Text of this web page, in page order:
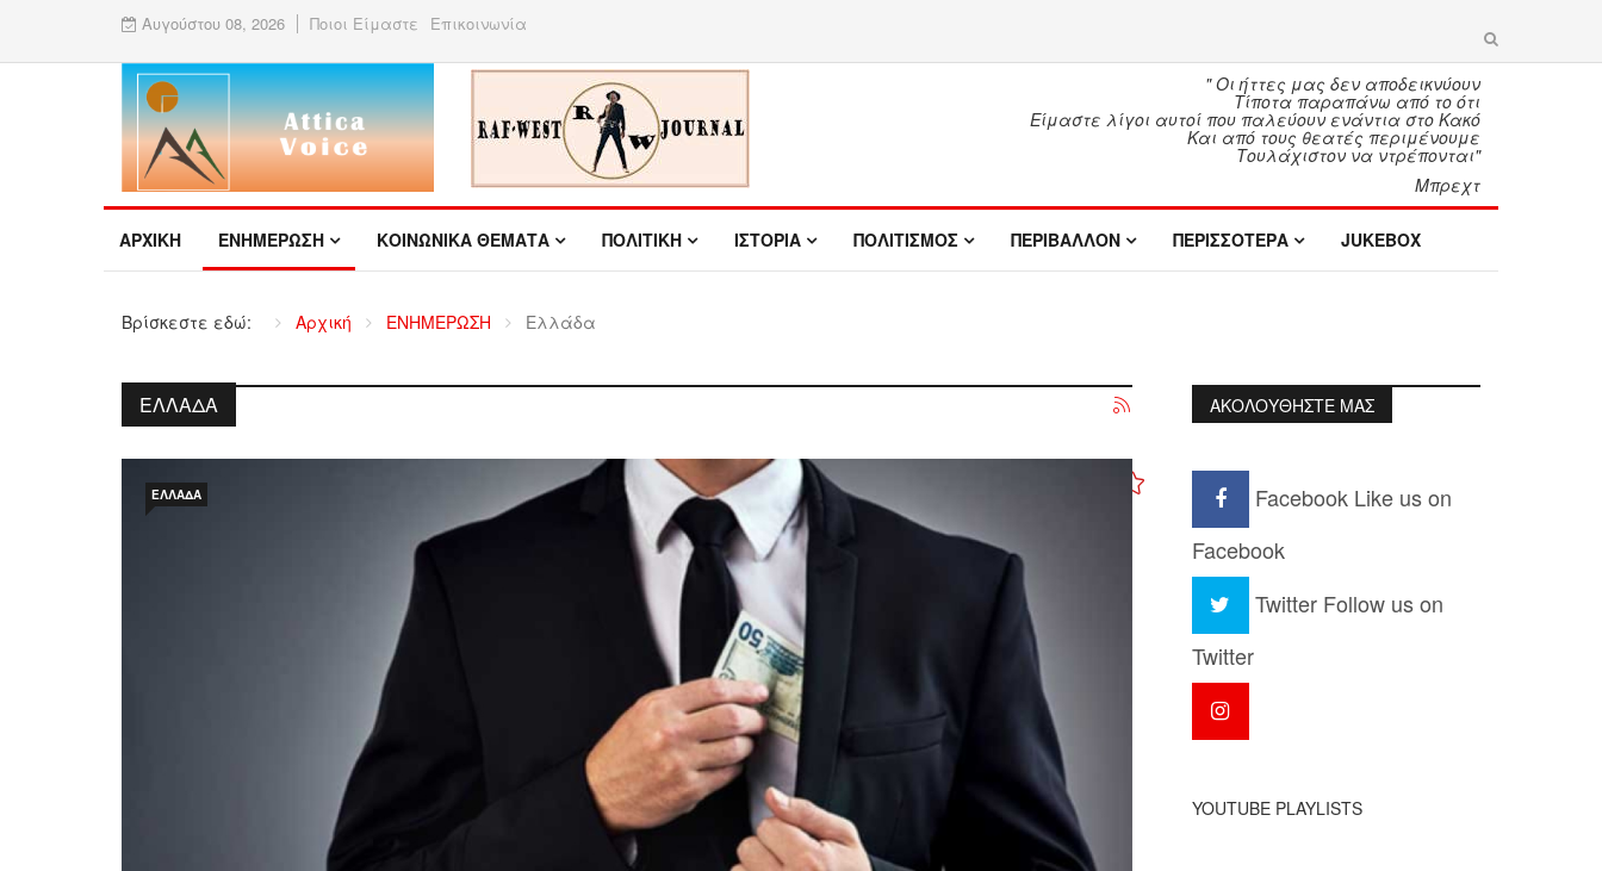
Αυγούστου 08, 2026 Ποιοι Είμαστε Επικοινωνία
" Οι ήττες μας δεν αποδεικνύουν
Τίποτα παραπάνω από το ότι
Είμαστε λίγοι αυτοί που παλεύουν ενάντια στο Κακό
Και από τους θεατές περιμένουμε
Τουλάχιστον να ντρέπονται"
Μπρεχτ
ΑΡΧΙΚΉ ΕΝΗΜΕΡΩΣΗ ΚΟΙΝΩΝΙΚΑ ΘΕΜΑΤΑ ΠΟΛΙΤΙΚΗ ΙΣΤΟΡΙΑ ΠΟΛΙΤΙΣΜΟΣ ΠΕΡΙΒΑΛΛΟΝ ΠΕΡΙΣΣΟΤΕΡΑ JUKEBOX
Βρίσκεστε εδώ: Αρχική ΕΝΗΜΕΡΩΣΗ Ελλάδα
ΕΛΛΆΔΑ
ΕΛΛΆΔΑ
ΑΚΟΛΟΥΘΗΣΤΕ ΜΑΣ
Facebook Like us on
Facebook
Twitter Follow us on
Twitter
YOUTUBE PLAYLISTS